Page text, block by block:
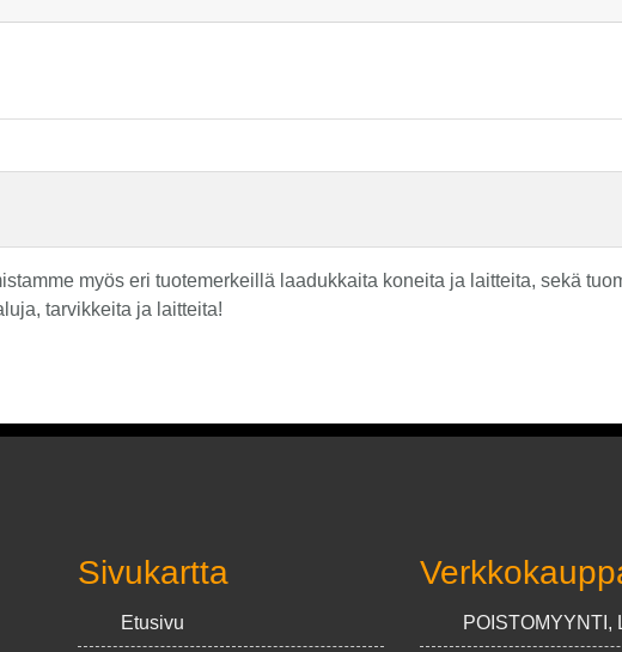
myös eri tuotemerkeillä laadukkaita koneita ja laitteita, sekä
tarvikkeita ja laitteita!
Sivukartta
Etusivu POISTOMYYNTI,